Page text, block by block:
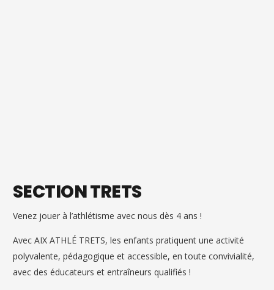
SECTION TRETS
Venez jouer à l’athlétisme avec nous dès 4 ans !
Avec AIX ATHLÉ TRETS, les enfants pratiquent une activité
polyvalente, pédagogique et accessible, en toute convivialité,
avec des éducateurs et entraîneurs qualifiés !